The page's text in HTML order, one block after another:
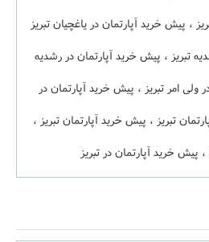
، پیش خرید آپارتمان در یاغچیان تبریز
تبریز ، پیش خرید آپارتمان در رشدیه
امر تبریز ، پیش خرید آپارتمان در
تبریز ، پیش خرید آپارتمان تبریز ،
پیش خرید آپارتمان در تبریز